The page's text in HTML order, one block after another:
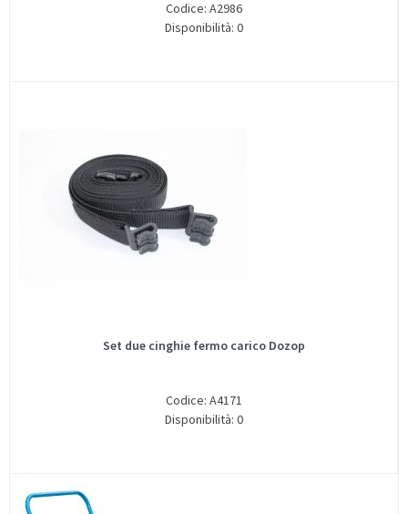
Codice: A2986
Disponibilità: 0
Set due cinghie fermo carico Dozop
Codice: A4171
Disponibilità: 0